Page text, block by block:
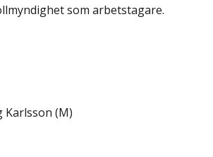
som arbetstagare.
Karlsson (M)